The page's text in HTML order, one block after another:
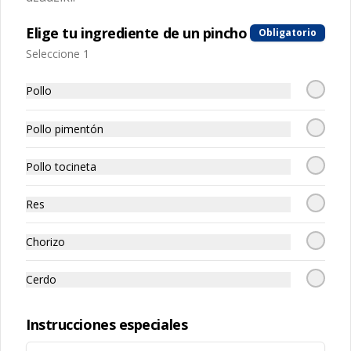
Conócenos
Zona de Delivery
Términos y condiciones
Política de privacidad
Redes sociales
Instagram
Mi cuenta
Elige tu ingrediente de un pincho Obligatorio
Seleccione 1
Pollo
Pollo pimentón
Pollo tocineta
Res
Chorizo
Cerdo
Instrucciones especiales